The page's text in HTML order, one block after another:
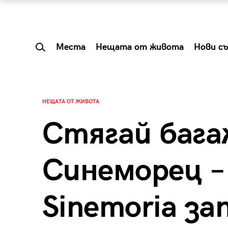
Места Нещата от живота Нови
НЕЩАТА ОТ ЖИВОТА
Стягай
Синеморец –
SinemoriaSummer Prelude: как